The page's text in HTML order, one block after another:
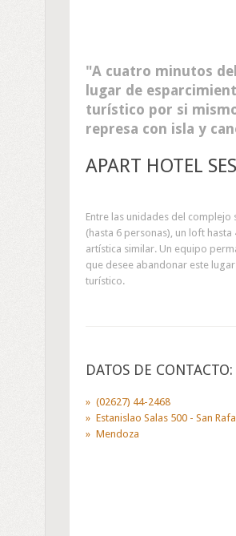
A cuatro minutos
lugar de
turístico por si
represa con isla y
APART HOTEL
Entre las unidades del
(hasta 6 personas), un loft
artística similar. Un equipo
que desee abandonar este
turístico.
DATOS DE CONTACTO:
(02627) 44-2468
Estanislao Salas 500 - San
Mendoza